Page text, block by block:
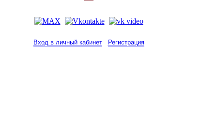
Вход в личный кабинет Регистрация